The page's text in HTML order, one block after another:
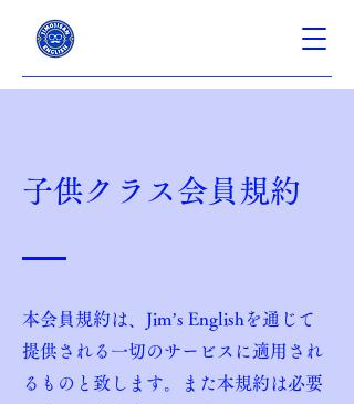
子供クラス会員規約
本会員規約は、Jim’s Englishを通じて
提供される一切のサービスに適用され
るものと致します。また本規約は必要